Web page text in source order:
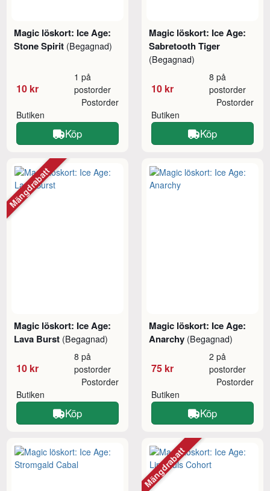
Magic löskort: Ice Age:
Stone Spirit (Begagnad)
10 kr
1 på
postorder
Butiken
Postorder
Köp
Magic löskort: Ice Age:
Sabretooth Tiger
(Begagnad)
10 kr
8 på
postorder
Butiken
Postorder
Köp
Magic löskort: Ice Age:
Lava Burst (Begagnad)
10 kr
8 på
postorder
Butiken
Postorder
Köp
Mängdrabatt
Magic löskort: Ice Age:
Anarchy (Begagnad)
75 kr
2 på
postorder
Butiken
Postorder
Köp
Mängdrabatt